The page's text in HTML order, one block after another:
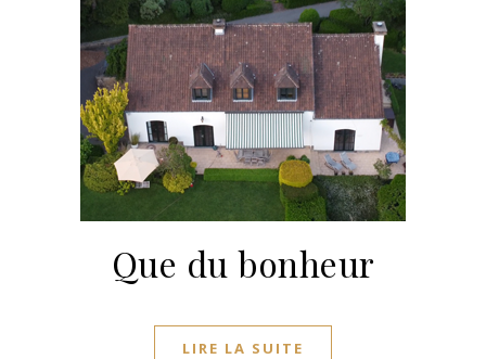
Que du bonheur
LIRE LA SUITE